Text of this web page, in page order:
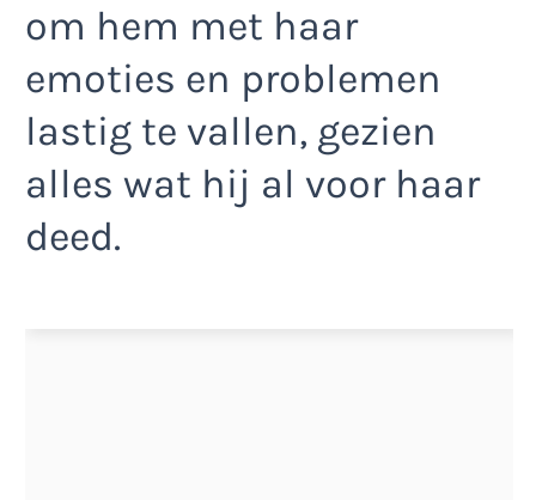
om hem met haar
emoties en problemen
lastig te vallen, gezien
alles wat hij al voor haar
deed.